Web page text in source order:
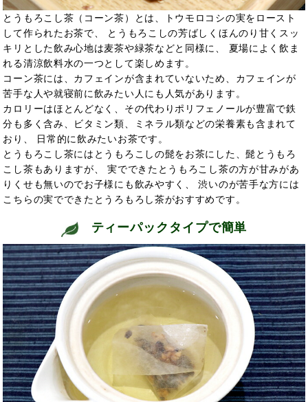
とうもろこし茶（コーン茶）とは、トウモロコシの実をロースト
して作られたお茶で、 とうもろこしの芳ばしくほんのり甘くスッ
キリとした飲み心地は麦茶や緑茶などと同様に、 夏場によく飲ま
れる清涼飲料水の一つとして楽しめます。
コーン茶には、カフェインが含まれていないため、カフェインが
苦手な人や就寝前に飲みたい人にも人気があります。
カロリーはほとんどなく、その代わりポリフェノールが豊富で鉄
分も多く含み、ビタミン類、ミネラル類などの栄養素も含まれて
おり、 日常的に飲みたいお茶です。
とうもろこし茶にはとうもろこしの髭をお茶にした、髭とうもろ
こし茶もありますが、 実でできたとうもろこし茶の方が甘みがあ
りくせも無いのでお子様にも飲みやすく、 渋いのが苦手な方には
こちらの実でできたとうろもろし茶がおすすめです。
ティーパックタイプで簡単